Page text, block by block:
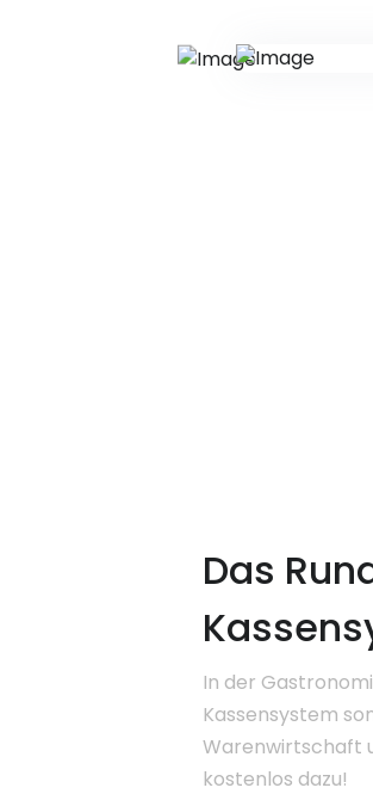
Das
In der
Kassensystem
Warenwirtschaft
kostenlos dazu!